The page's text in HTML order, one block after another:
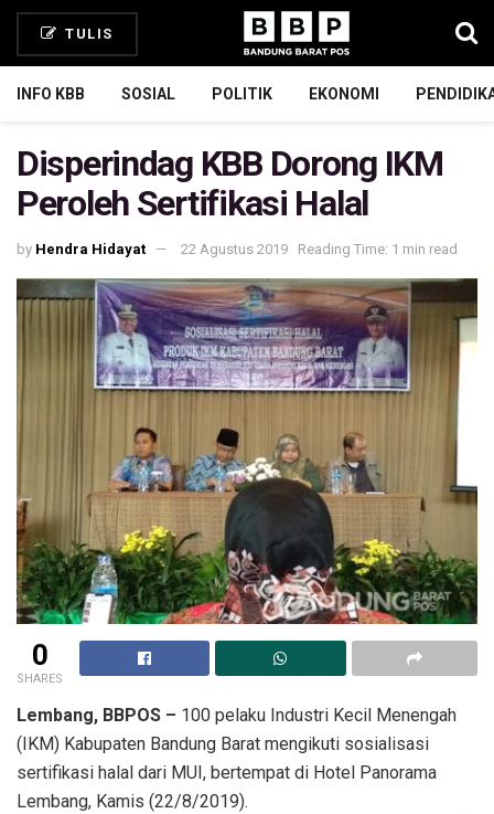
TULIS
INFO KBB SOSIAL POLITIK EKONOMI
Disperindag KBB Dorong IKM
Peroleh Sertifikasi Halal
by Hendra Hidayat 22 Agustus 2019 Reading Time: 1 min read
0
SHARES
Lembang, BBPOS – 100 pelaku Industri Kecil Menengah
(IKM) Kabupaten Bandung Barat mengikuti sosialisasi
sertifikasi halal dari MUI, bertempat di Hotel Panorama
Lembang, Kamis (22/8/2019).